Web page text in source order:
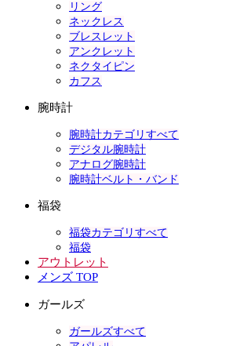
リング
ネックレス
ブレスレット
アンクレット
ネクタイピン
カフス
腕時計
腕時計カテゴリすべて
デジタル腕時計
アナログ腕時計
腕時計ベルト・バンド
福袋
福袋カテゴリすべて
福袋
アウトレット
メンズ TOP
ガールズ
ガールズすべて